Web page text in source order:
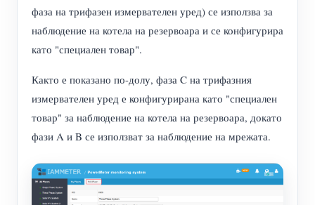
фаза на трифазен измервателен уред) се използва за
наблюдение на котела на резервоара и се конфигурира
като "специален товар".
Както е показано по-долу, фаза C на трифазния
измервателен уред е конфигурирана като "специален
товар" за наблюдение на котела на резервоара, докато
фази A и B се използват за наблюдение на мрежата.